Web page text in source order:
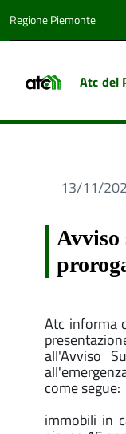
Regione Piemonte
Atc del
13/11/
Avviso
Atc informa
all'Avviso
come segue:
immobili in